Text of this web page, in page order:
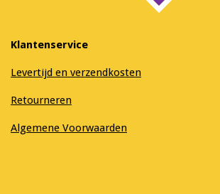
Klantenservice
Levertijd en verzendkosten
Retourneren
Algemene Voorwaarden